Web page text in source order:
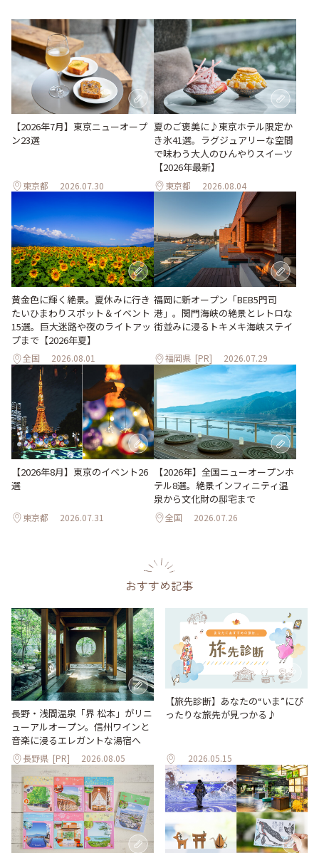
【2026年7月】東京ニューオープ
ン23選
東京都 2026.07.30
夏のご褒美に♪東京ホテル限定か
き氷41選。ラグジュアリーな空間
で味わう大人のひんやりスイーツ
【2026年最新】
東京都 2026.08.04
黄金色に輝く絶景。夏休みに行き
たいひまわりスポット＆イベント
15選。巨大迷路や夜のライトアッ
プまで【2026年夏】
全国 2026.08.01
福岡に新オープン「BEB5門司
港」。関門海峡の絶景とレトロな
街並みに浸るトキメキ海峡ステイ
福岡県 [PR] 2026.07.29
【2026年8月】東京のイベント26
選
東京都 2026.07.31
【2026年】全国ニューオープンホ
テル8選。絶景インフィニティ温
泉から文化財の邸宅まで
全国 2026.07.26
おすすめ記事
長野・浅間温泉「界 松本」がリニ
ューアルオープン。信州ワインと
音楽に浸るエレガントな湯宿へ
長野県 [PR] 2026.08.05
【旅先診断】あなたの“いま”にぴ
ったりな旅先が見つかる♪
2026.05.15